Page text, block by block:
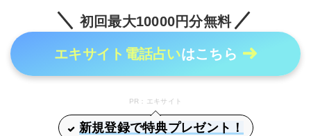
初回最大10000円分無料
エキサイト電話占いはこちら
PR：エキサイト
新規登録で特典プレゼント！